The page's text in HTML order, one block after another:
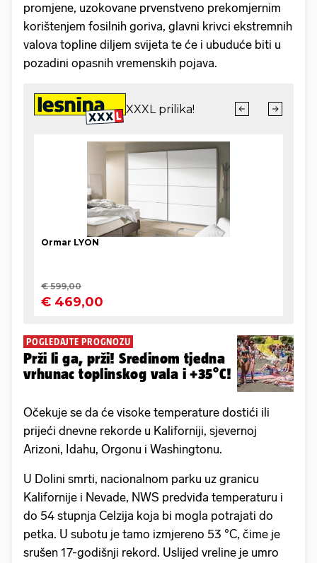
promjene, uzokovane prvenstveno prekomjernim
korištenjem fosilnih goriva, glavni krivci ekstremnih
valova topline diljem svijeta te će i ubuduće biti u
pozadini opasnih vremenskih pojava.
POGLEDAJTE PROGNOZU
Prži li ga, prži! Sredinom tjedna
vrhunac toplinskog vala i +35°C!
Očekuje se da će visoke temperature dostići ili
prijeći dnevne rekorde u Kaliforniji, sjevernoj
Arizoni, Idahu, Orgonu i Washingtonu.
U Dolini smrti, nacionalnom parku uz granicu
Kalifornije i Nevade, NWS predviđa temperaturu i
do 54 stupnja Celzija koja bi mogla potrajati do
petka. U subotu je tamo izmjereno 53 °C, čime je
srušen 17-godišnji rekord. Uslijed vreline je umro